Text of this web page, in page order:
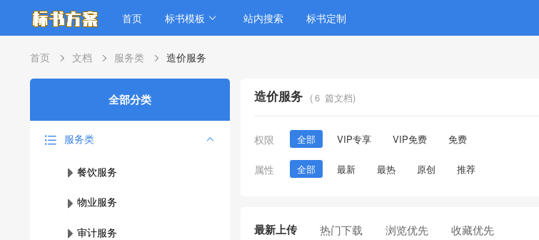
首页 标书模板 站内搜索 标书定制
首页 文档 服务类 造价服务
全部分类
服务类
餐饮服务
物业服务
审计服务
造价服务 (6 篇文档)
权限 全部 VIP专享 VIP免费 免费
属性 全部 最新 最热 原创 推荐
最新上传 热门下载 浏览优先 收藏优先